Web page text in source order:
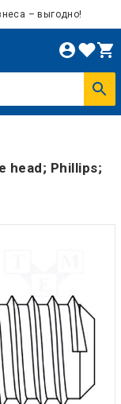
– выгодно!
head; Phillips;